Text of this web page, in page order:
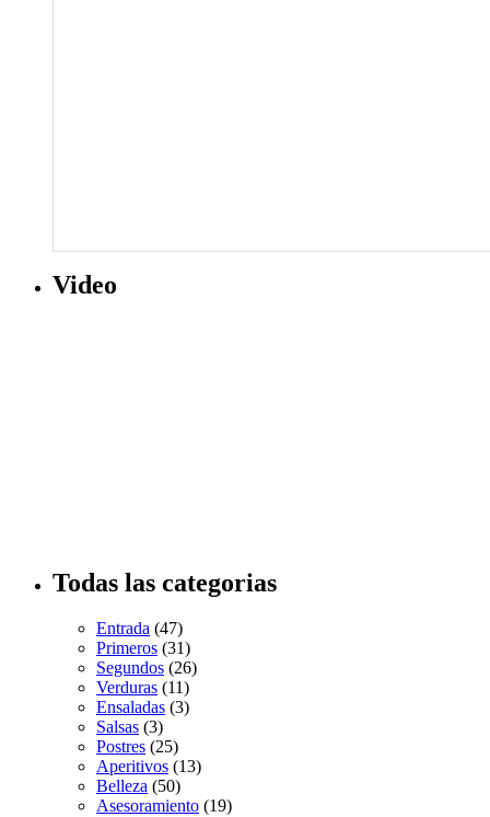
Video
Todas las categorias
Entrada (47)
Primeros (31)
Segundos (26)
Verduras (11)
Ensaladas (3)
Salsas (3)
Postres (25)
Aperitivos (13)
Belleza (50)
Asesoramiento (19)